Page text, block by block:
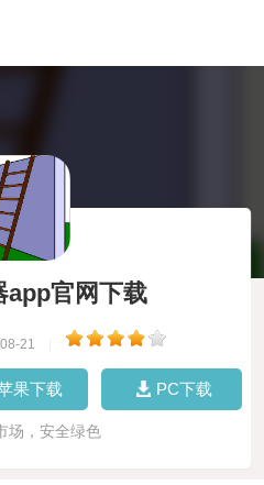
app官网下载
21
果下载 PC下载
场，安全绿色